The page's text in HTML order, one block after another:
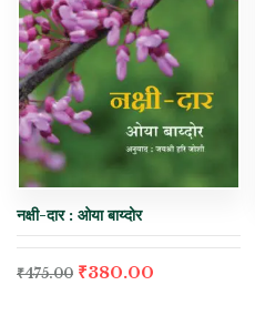
नक्षी-दार : ओया बाय्दोर
₹475.00 ₹380.00